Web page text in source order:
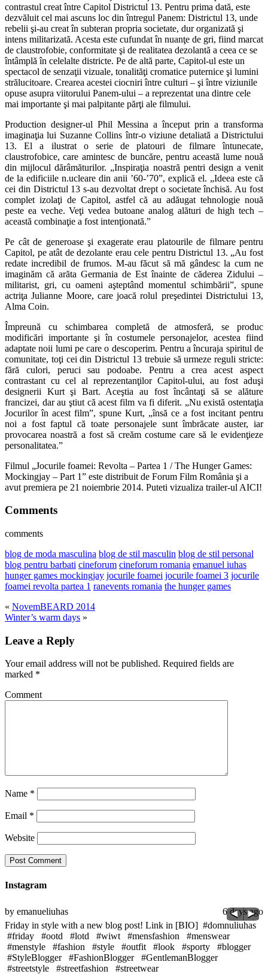
contrastul creat între Capitol Districtul 13. Pentru prima dată, este
dezvăluit cel mai ascuns loc din întregul Panem: Districtul 13, unde
rebelii şi-au creat în subteran propria societate, dur organizată şi
intens militarizată. Acesta este cufundat în nuanţe de gri, fiind marcat
de claustrofobie, conformitate şi de realitatea dezolantă a ceea ce se
întâmplă în celelalte districte. Pe de altă parte, Capitol-ul este un
spectacol de senzaţii vizuale, tonalităţi cromatice puternice şi lumini
strălucitoare. Crearea acestei ciocniri între culturi – şi între viziunile
opuse asupra viitorului Panem-ului – a reprezentat una dintre cele
mai importante şi mai palpitante părţi ale filmului.
Production designer-ul Phil Messina a început prin a transforma
imaginaţia lui Suzanne Collins într-o viziune detaliată a Districtului
13. El a ilustrat o serie de platouri de filmare întunecate,
claustrofobice, care amintesc de buncăre, pentru această lume nouă
din mijlocul dărâmăturilor. „Inspiraţia noastră pentri design a venit
de la edificiile n.ucleare din anii ’60-’70”, explică el. „Ideea este că
cei din Districtul 13 s-au dezvoltat drept o societate închisă. Au fost
complet izolaţi de Capitol, astfel că au adăugat tehnologie nouă
peste ea veche. Veţi vedea butoane analog alături de high tech –
această combinaţie a fost intenţionată.”
Pe cât de generoase şi exagerate erau platourile de filmare pentru
Capitol, pe atât de dezolante erau cele pentru Districtul 13. „Au fost
redate incredibil de frumos. M-au făcut să mă gândesc la cum ne
imaginăm că arăta Germania de Est înainte de căderea Zidului –
militarist, gri, cu oameni aşteptând momentul schimbării”, spune
actriţa Julianne Moore, care joacă rolul preşedintei Districtului 13,
Alma Coin.
Împreună cu schimbarea completă de atmosferă, se produc
modificări importante şi în costumele personajelor, acestea fiind
adaptate noii lumi pe care o descoperim. Pentru a încuraja spiritul de
comunitate, toţi cei din Districtul 13 trebuie să urmeze reguli stricte:
fără culori, peruci sau podoabe. Pentru a crea acest aspect
contrastant cu cel al reprezentanţilor Capitol-ului, au fost aduşi
designerii Kurt şi Bart. Aceştia au fost încântaţi să se alăture
francizei, dar au ştiut că acest film va fi diferit. „Nu există ostentaţia
Jocurilor în acest film”, spune Kurt, „însă ce a fost incitant pentru
noi a fost faptul că toate personajele sunt îmbrăcate auster, iar
provocarea noastră a fost să creăm costume care să le evidenţieze
personalitatea.”
Filmul „Jocurile foamei: Revolta – Partea 1 / The Hunger Games:
Mockingjay – Part 1” este distribuit de Forum Film România şi a
avut premiera pe 21 noiembrie 2014. Puteti vizualiza trailer-ul AICI!
Comments
comments
blog de moda masculina blog de stil masculin blog de stil personal
blog pentru barbati cineforum cineforum romania emanuel iuhas
hunger games mockingjay jocurile foamei jocurile foamei 3 jocurile
foamei revolta partea 1 ranevents romania the hunger games
« NovemBEARD 2014
Winter’s warm days »
Leave a Reply
Your email address will not be published. Required fields are
marked *
Comment
Name *
Email *
Website
Instagram
6 days ago
by emanueliuhas
Friday in style with a new blog post! Link in [BIO] #domnuliuhas
#friday #ootd #lotd #wiwt #mensfashion #menswear
#menstyle #fashion #style #outfit #look #sporty #blogger
#StyleBlogger #FashionBlogger #GentlemanBlogger
#streetstyle #streetfashion #streetwear